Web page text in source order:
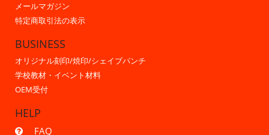
メールマガジン
特定商取引法の表示
BUSINESS
オリジナル刻印/焼印/シェイプパンチ
学校教材・イベント材料
OEM受付
HELP
FAQ